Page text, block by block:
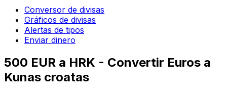
Conversor de divisas
Gráficos de divisas
Alertas de tipos
Enviar dinero
500 EUR a HRK - Convertir Euros a
Kunas croatas